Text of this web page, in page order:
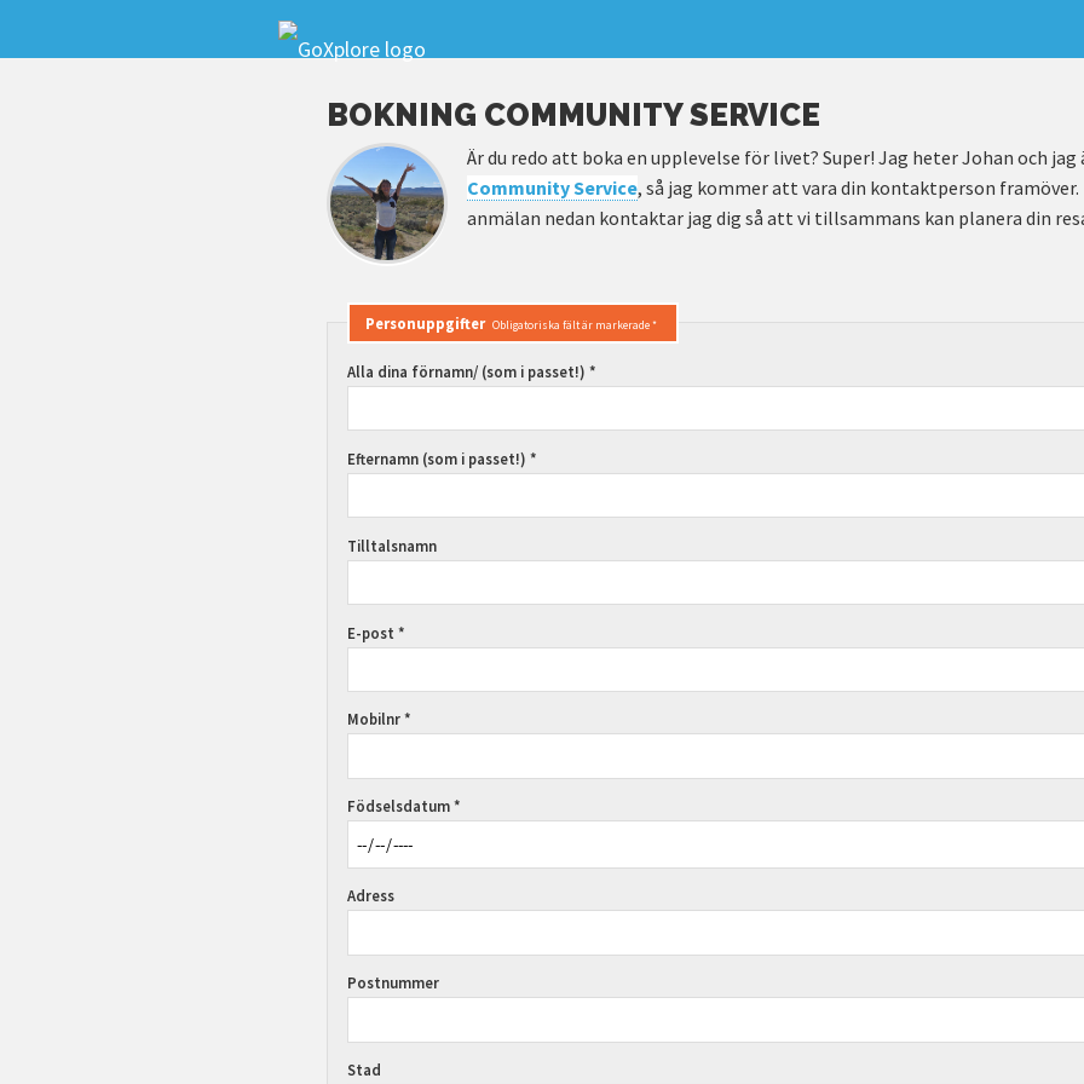
BOKNING COMMUNITY SERVICE
Är du redo att boka en upplevelse för livet? Super! Jag heter Johan och
Community Service, så jag kommer att vara din kontaktperson framöver.
anmälan nedan kontaktar jag dig så att vi tillsammans kan planera din
Personuppgifter Obligatoriska fält är markerade *
Alla dina förnamn/ (som i passet!) *
Efternamn (som i passet!) *
Tilltalsnamn
E-post *
Mobilnr *
Födselsdatum *
Adress
Postnummer
Stad